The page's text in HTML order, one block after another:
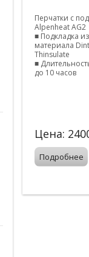
Перчатки с
Alpenheat AG2
■ Подкладка
материала
Thinsulate
■
до 10 часов
Цена:
Подробнее